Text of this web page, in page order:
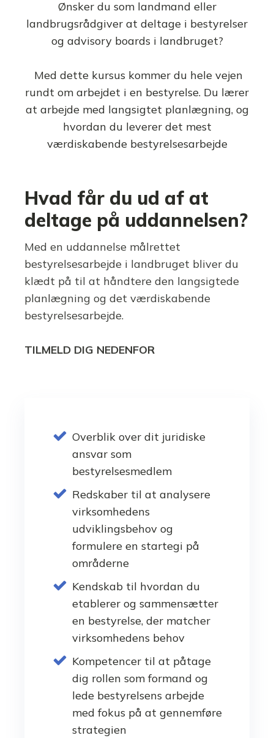
Ønsker du som landmand eller
landbrugsrådgiver at deltage i bestyrelser
og advisory boards i landbruget?
Med dette kursus kommer du hele vejen
rundt om arbejdet i en bestyrelse. Du lærer
at arbejde med langsigtet planlægning, og
hvordan du leverer det mest
værdiskabende bestyrelsesarbejde
Hvad får du ud af at
deltage på uddannelsen?
Med en uddannelse målrettet
bestyrelsesarbejde i landbruget bliver du
klædt på til at håndtere den langsigtede
planlægning og det værdiskabende
bestyrelsesarbejde.
TILMELD DIG NEDENFOR
Overblik over dit juridiske
ansvar som
bestyrelsesmedlem
Redskaber til at analysere
virksomhedens
udviklingsbehov og
formulere en startegi på
områderne
Kendskab til hvordan du
etablerer og sammensætter
en bestyrelse, der matcher
virksomhedens behov
Kompetencer til at påtage
dig rollen som formand og
lede bestyrelsens arbejde
med fokus på at gennemføre
strategien